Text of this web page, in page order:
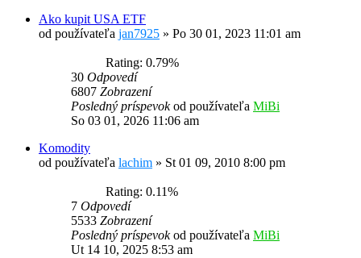
Ako kupit USA ETF
od používateľa jan7925 » Po 30 01, 2023 11:01 am
Rating: 0.79%
30 Odpovedí
6807 Zobrazení
Posledný príspevokod používateľa MiBi
So 03 01, 2026 11:06 am
Komodity
od používateľa lachim » St 01 09, 2010 8:00 pm
Rating: 0.11%
7 Odpovedí
5533 Zobrazení
Posledný príspevokod používateľa MiBi
Ut 14 10, 2025 8:53 am